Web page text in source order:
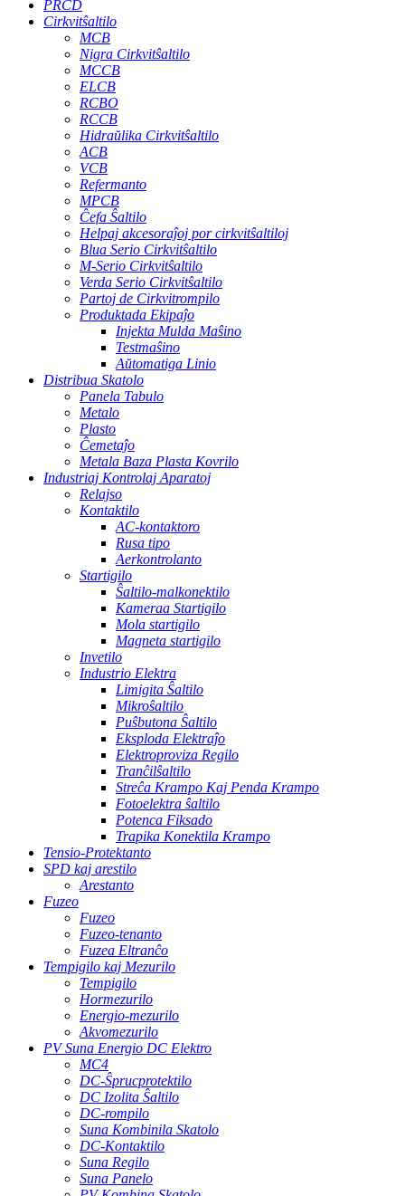
PRCD
Cirkvitŝaltilo
MCB
Nigra Cirkvitŝaltilo
MCCB
ELCB
RCBO
RCCB
Hidraŭlika Cirkvitŝaltilo
ACB
VCB
Refermanto
MPCB
Ĉefa Ŝaltilo
Helpaj akcesoraĵoj por cirkvitŝaltiloj
Blua Serio Cirkvitŝaltilo
M-Serio Cirkvitŝaltilo
Verda Serio Cirkvitŝaltilo
Partoj de Cirkvitrompilo
Produktada Ekipaĵo
Injekta Mulda Maŝino
Testmaŝino
Aŭtomatiga Linio
Distribua Skatolo
Panela Tabulo
Metalo
Plasto
Ĉemetaĵo
Metala Baza Plasta Kovrilo
Industriaj Kontrolaj Aparatoj
Relajso
Kontaktilo
AC-kontaktoro
Rusa tipo
Aerkontrolanto
Startigilo
Ŝaltilo-malkonektilo
Kameraa Startigilo
Mola startigilo
Magneta startigilo
Invetilo
Industrio Elektra
Limigita Ŝaltilo
Mikroŝaltilo
Puŝbutona Ŝaltilo
Eksploda Elektraĵo
Elektroproviza Regilo
Tranĉilŝaltilo
Streĉa Krampo Kaj Penda Krampo
Fotoelektra ŝaltilo
Potenca Fiksado
Trapika Konektila Krampo
Tensio-Protektanto
SPD kaj arestilo
Arestanto
Fuzeo
Fuzeo
Fuzeo-tenanto
Fuzea Eltranĉo
Tempigilo kaj Mezurilo
Tempigilo
Hormezurilo
Energio-mezurilo
Akvomezurilo
PV Suna Energio DC Elektro
MC4
DC-Ŝprucprotektilo
DC Izolita Ŝaltilo
DC-rompilo
Suna Kombinila Skatolo
DC-Kontaktilo
Suna Regilo
Suna Panelo